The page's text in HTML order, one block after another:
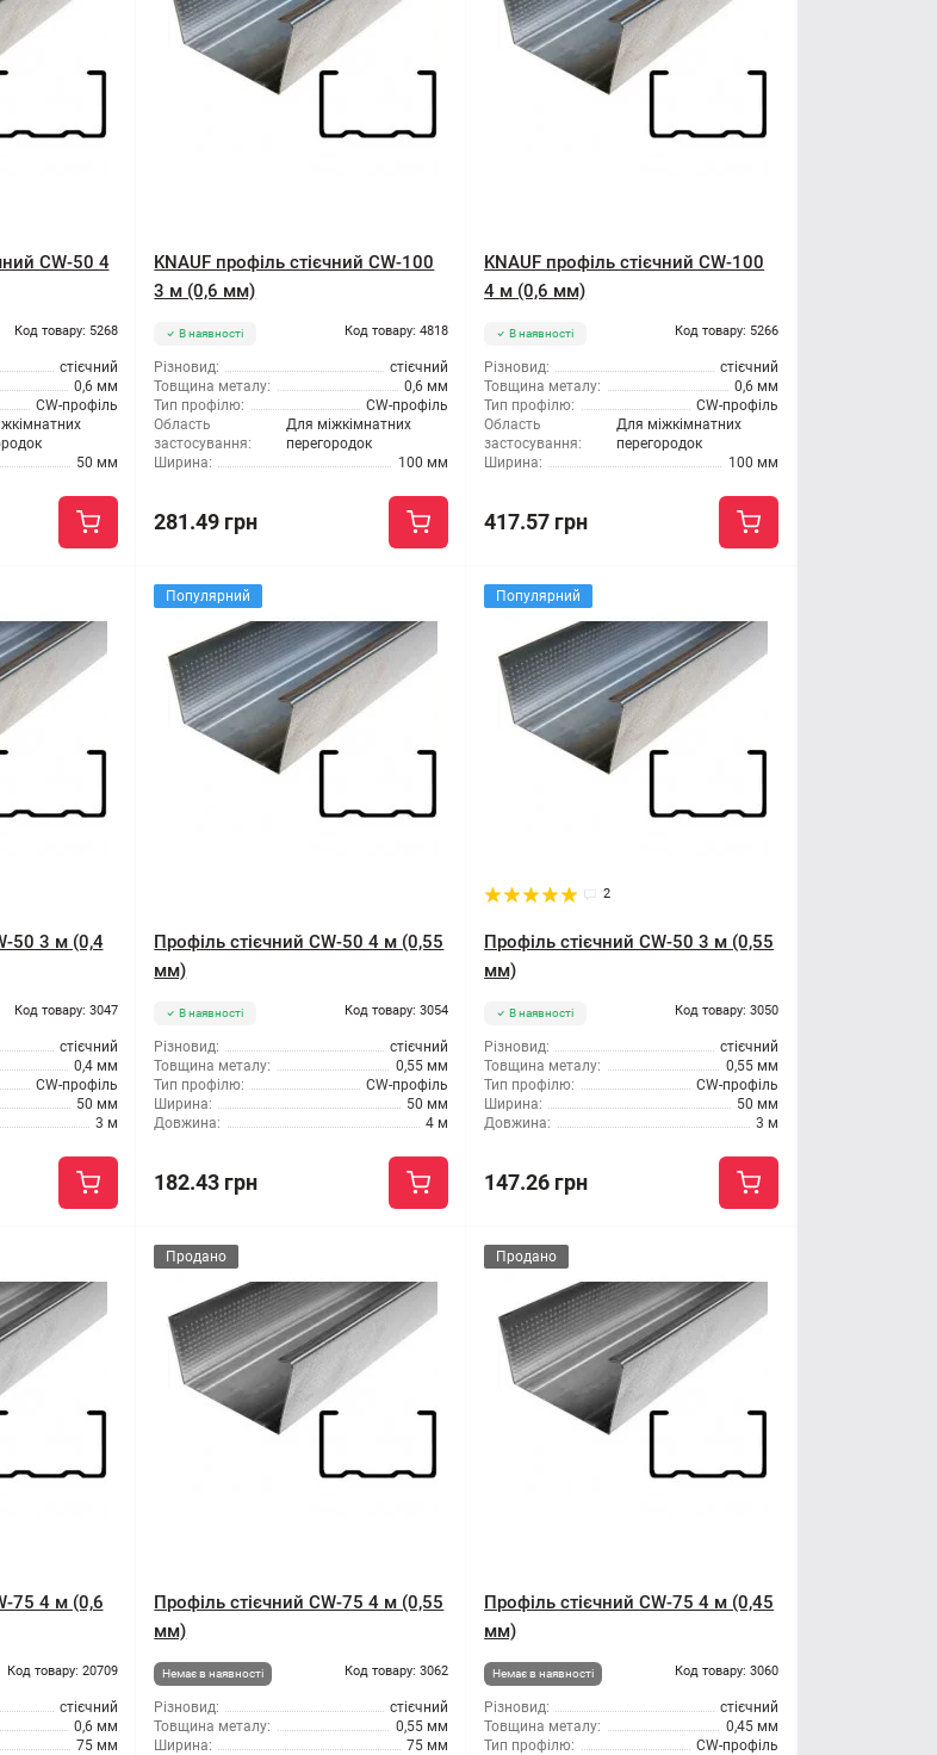
CW-50 4
Код товару: 5268
стієчний
0,6 мм
CW-профіль
50 мм
KNAUF профіль стієчний CW-100
3 м (0,6 мм)
В наявності Код товару: 4818
Різновид:
стієчний
Товщина металу:
0,6 мм
Тип профілю:
CW-профіль
Область
застосування:
Для міжкімнатних
перегородок
Ширина:
100 мм
281.49 грн
KNAUF профіль стієчний CW-100
4 м (0,6 мм)
В наявності Код товару: 5266
Різновид:
стієчний
Товщина металу:
0,6 мм
Тип профілю:
CW-профіль
Область
застосування:
Для міжкімнатних
перегородок
Ширина:
100 мм
417.57 грн
50 3 м (0,4
Код товару: 3047
стієчний
0,4 мм
CW-профіль
50 мм
3 м
Популярний
Профіль стієчний CW-50 4 м (0,55
мм)
В наявності Код товару: 3054
Різновид:
стієчний
Товщина металу:
0,55 мм
Тип профілю:
CW-профіль
Ширина:
50 мм
Довжина:
4 м
182.43 грн
Популярний
2
Профіль стієчний CW-50 3 м (0,55
мм)
В наявності Код товару: 3050
Різновид:
стієчний
Товщина металу:
0,55 мм
Тип профілю:
CW-профіль
Ширина:
50 мм
Довжина:
3 м
147.26 грн
75 4 м (0,6
Код товару: 20709
стієчний
0,6 мм
75 мм
Продано
Профіль стієчний CW-75 4 м (0,55
мм)
Немає в наявності Код товару: 3062
Різновид:
стієчний
Товщина металу:
0,55 мм
Ширина:
75 мм
Продано
Профіль стієчний CW-75 4 м (0,45
мм)
Немає в наявності Код товару: 3060
Різновид:
стієчний
Товщина металу:
0,45 мм
Тип профілю:
CW-профіль